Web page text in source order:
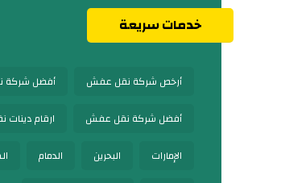
خدمات سريعة
أرخص شركة نقل عفش أفضل شركة
أفضل شركة نقل عفش ارقام
الإمارات البحرين الدمام